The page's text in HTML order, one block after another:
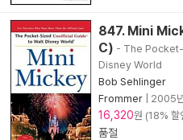
847. Mini
C) - The
Disney World
Bob Sehlinger
Frommer
2005
16,320원 (18%
품절